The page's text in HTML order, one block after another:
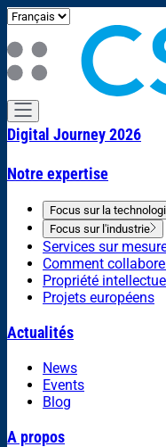
Digital Journey 2026
Notre expertise
Focus sur la
Focus sur l'industrie
Services sur
Comment
Propriété
Projets européens
Actualités
News
Events
Blog
A propos